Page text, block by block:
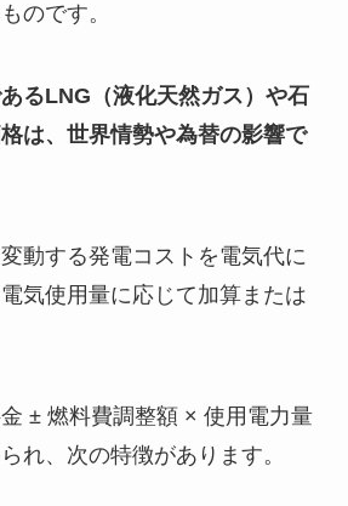
のです。
るLNG（液化天然ガス）や石
は、世界情勢や為替の影響で
動する発電コストを電気代に
気使用量に応じて加算または
± 燃料費調整額 × 使用電力量
れ、次の特徴があります。